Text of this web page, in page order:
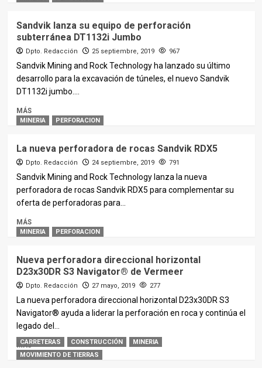
Sandvik lanza su equipo de perforación
subterránea DT1132i Jumbo
Dpto. Redacción 25 septiembre, 2019 967
Sandvik Mining and Rock Technology ha lanzado su último
desarrollo para la excavación de túneles, el nuevo Sandvik
DT1132i jumbo....
MÁS
MINERIA PERFORACION
La nueva perforadora de rocas Sandvik RDX5
Dpto. Redacción 24 septiembre, 2019 791
Sandvik Mining and Rock Technology lanza la nueva
perforadora de rocas Sandvik RDX5 para complementar su
oferta de perforadoras para...
MÁS
MINERIA PERFORACION
Nueva perforadora direccional horizontal
D23x30DR S3 Navigator® de Vermeer
Dpto. Redacción 27 mayo, 2019 277
La nueva perforadora direccional horizontal D23x30DR S3
Navigator® ayuda a liderar la perforación en roca y continúa el
legado del...
MÁS
CARRETERAS CONSTRUCCIÓN
MINERIA
MOVIMIENTO DE TIERRAS